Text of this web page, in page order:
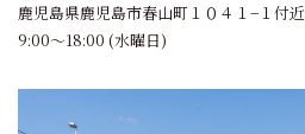
鹿児島県鹿児島市春山町１０４１−１付近
9:00～18:00 (水曜日)